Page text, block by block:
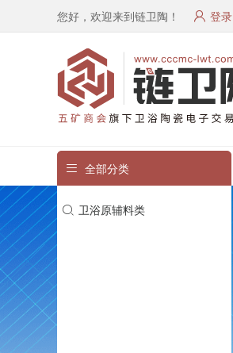
您好，欢迎来到链卫陶！ 登录
全部分类
全部分类
卫浴原辅料类